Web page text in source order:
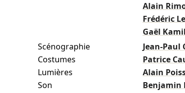
Alain
Frédéric
Gaël
Scénographie
Jean-Paul
Costumes
Patrice
Lumières
Alain
Son
Benjamin